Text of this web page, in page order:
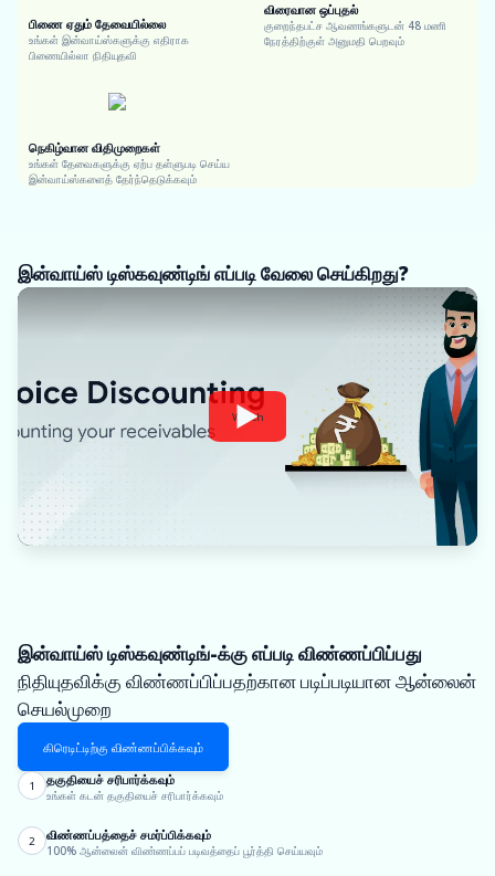
பிணை ஏதும் தேவையில்லை
உங்கள் இன்வாய்ஸ்களுக்கு எதிராக
பிணையில்லா நிதியுதவி
விரைவான ஒப்புதல்
குறைந்தபட்ச ஆவணங்களுடன் 48 மணி
நேரத்திற்குள் அனுமதி பெறவும்
நெகிழ்வான விதிமுறைகள்
உங்கள் தேவைகளுக்கு ஏற்ப தள்ளுபடி செய்ய
இன்வாய்ஸ்களைத் தேர்ந்தெடுக்கவும்
இன்வாய்ஸ் டிஸ்கவுண்டிங் எப்படி வேலை செய்கிறது?
Watch
இன்வாய்ஸ் டிஸ்கவுண்டிங்-க்கு எப்படி விண்ணப்பிப்பது
நிதியுதவிக்கு விண்ணப்பிப்பதற்கான படிப்படியான ஆன்லைன்
செயல்முறை
கிரெடிட்டிற்கு விண்ணப்பிக்கவும்
1 தகுதியைச் சரிபார்க்கவும்
உங்கள் கடன் தகுதியைச் சரிபார்க்கவும்
2 விண்ணப்பத்தைச் சமர்ப்பிக்கவும்
100% ஆன்லைன் விண்ணப்பப் படிவத்தைப் பூர்த்தி செய்யவும்